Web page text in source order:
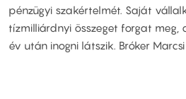
pénzügyi szakértelmét. Saját
tízmilliárdnyi összeget forgat meg,
év után inogni látszik. Bróker